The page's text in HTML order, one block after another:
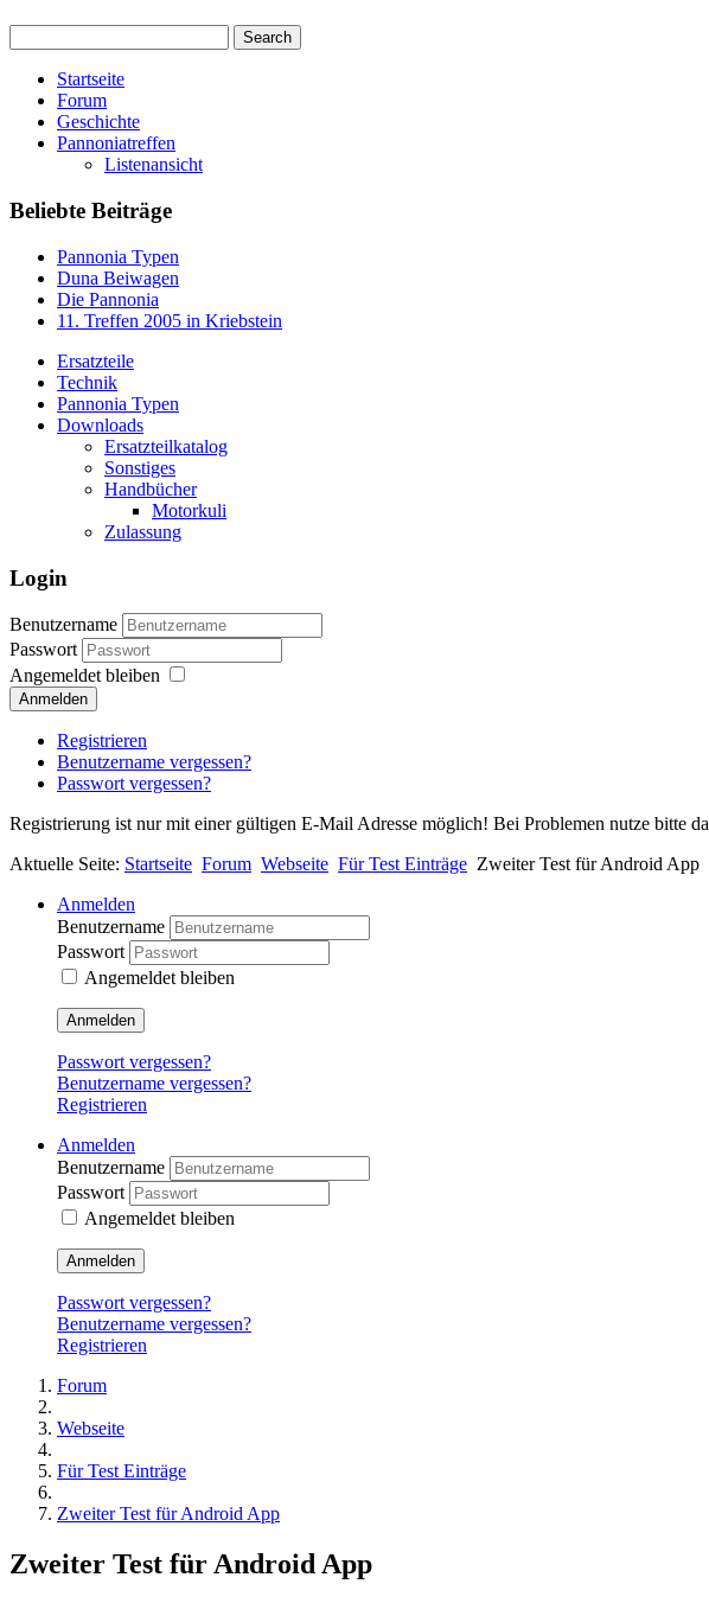
Startseite
Forum
Geschichte
Pannoniatreffen
Listenansicht
Beliebte Beiträge
Pannonia Typen
Duna Beiwagen
Die Pannonia
11. Treffen 2005 in Kriebstein
Ersatzteile
Technik
Pannonia Typen
Downloads
Ersatzteilkatalog
Sonstiges
Handbücher
Motorkuli
Zulassung
Login
Benutzername
Passwort
Angemeldet bleiben
Anmelden
Registrieren
Benutzername vergessen?
Passwort vergessen?
Registrierung ist nur mit einer gültigen E-Mail Adresse möglich! Bei Problemen nutze bitte
Aktuelle Seite: Startseite Forum Webseite Für Test Einträge Zweiter Test für Android App
Anmelden
Benutzername
Passwort
Angemeldet bleiben
Anmelden
Passwort vergessen?
Benutzername vergessen?
Registrieren
Anmelden
Benutzername
Passwort
Angemeldet bleiben
Anmelden
Passwort vergessen?
Benutzername vergessen?
Registrieren
Forum
Webseite
Für Test Einträge
Zweiter Test für Android App
Zweiter Test für Android App